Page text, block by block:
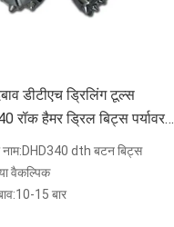
डीटीएच ड्रिलिंग टूल्स
रॉक हैमर ड्रिल बिट्स पर्यावरण
नाम:DHD340 dth बटन बिट्स
वैकल्पिक
15 बार